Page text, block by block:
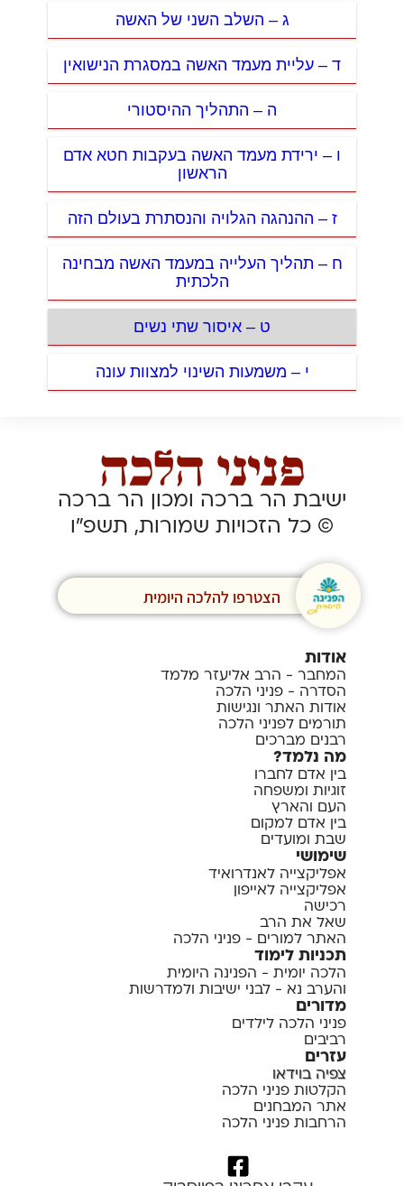
ג – השלב השני של האשה
ד – עליית מעמד האשה במסגרת הנישואין
ה – התהליך ההיסטורי
ו – ירידת מעמד האשה בעקבות חטא אדם
הראשון
ז – ההנהגה הגלויה והנסתרת בעולם הזה
ח – תהליך העלייה במעמד האשה מבחינה
הלכתית
ט – איסור שתי נשים
י – משמעות השינוי למצוות עונה
ישיבת הר ברכה ומכון הר ברכה
© כל הזכויות שמורות, תשפ”ו
הצטרפו להלכה היומית
אודות
המחבר - הרב אליעזר מלמד
הסדרה - פניני הלכה
אודות האתר ונגישות
תורמים לפניני הלכה
רבנים מברכים
מה נלמד?
בין אדם לחברו
זוגיות ומשפחה
העם והארץ
בין אדם למקום
שבת ומועדים
שימושי
אפליקצייה לאנדרואיד
אפליקצייה לאייפון
רכישה
שאל את הרב
האתר למורים - פניני הלכה
תכניות לימוד
הלכה יומית - הפנינה היומית
והערב נא - לבני ישיבות ולמדרשות
מדורים
פניני הלכה לילדים
רביבים
עזרים
צפיה בוידאו
הקלטות פניני הלכה
אתר המבחנים
הרחבות פניני הלכה